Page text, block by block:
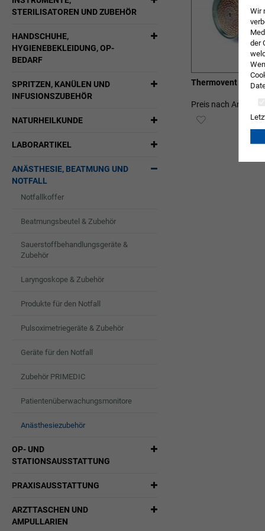
Thermovent T
Preis nach
HINZUFÜGEN
STERILISATOREN UND ZUBEHÖR
HANDSCHUHE,
HYGIENEBEKLEIDUNG, OP-
BEDARF
SPRITZEN, KANÜLEN UND
INFUSIONSZUBEHÖR
NATURHEILKUNDE
LABORARTIKEL
ANÄSTHESIE, BEATMUNG UND
NOTFALL
Notfallkoffer
Beatmungsbeutel & Zubehör
Sauerstoffbehandlungsgeräte &
Zubehör
Laryngoskope & Zubehör
Produkte für den Notfall
Pulsoximetriegeräte & Zubehör
Geräte für den Notfall
Zubehör PRIMEDIC
Patientenüberwachungsmonitore
Anästhesiezubehör
OP- UND
STATIONSAUSSTATTUNG
PRAXISAUSSTATTUNG
ARZTTASCHEN UND
AMPULLARIEN
Wir
der